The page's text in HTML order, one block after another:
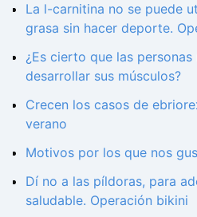
La l-carnitina no se puede
grasa sin hacer deporte.
¿Es cierto que las
desarrollar sus músculos?
Crecen los casos de
verano
Motivos por los que nos
Dí no a las píldoras, para
saludable. Operación bikini